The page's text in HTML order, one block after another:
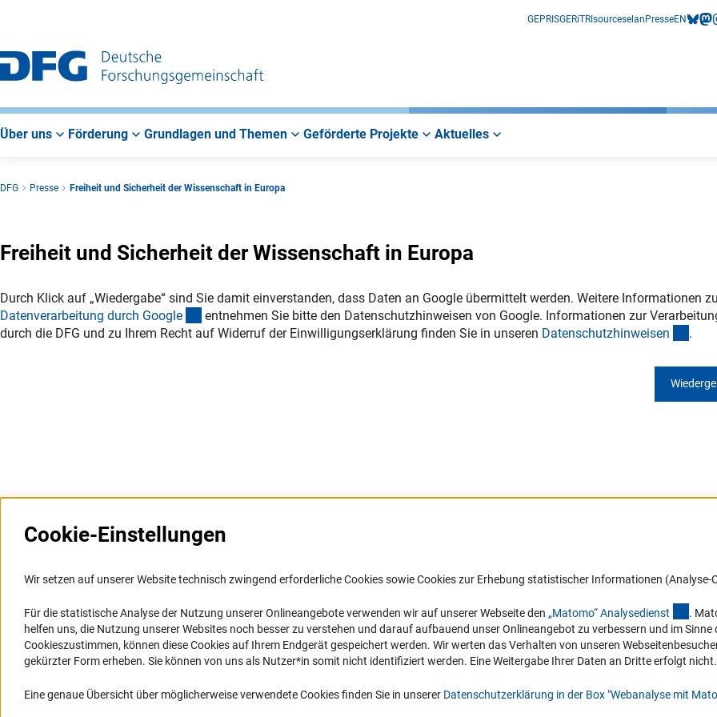
GEPRISGERiTRIsourceselan PresseEN
Über uns Förderung Grundlagen und Themen Geförderte Projekte Aktuelles
DFG Presse Freiheit und Sicherheit der Wissenschaft in Europa
Freiheit und Sicherheit der Wissenschaft in Europa
Durch Klick auf „Wiedergabe“ sind Sie damit einverstanden, dass Daten an Google übermittelt werden. Weitere Informationen
Datenverarbeitung durch Google (externer Link)
entnehmen Sie bitte den Datenschutzhinweisen von Google. Informationen zur
durch die DFG und zu Ihrem Recht auf Widerruf der Einwilligungserklärung finden Sie in unseren Datenschutzhinweisen .
Informationssysteme
Portal Wissenschaftliche Integrität
GEPRIS
GEPRIS historisch
RIsources
FAQ
Karriere
Logo und Corporate Design
mit Behinderungen
Erklärung zur Barrierefreiheit
Barriere melden
in Ihr Mailpostfach oder schauen
die Ausgaben online an.
Zum Newsletter
Cookie-Einstellungen
Wir setzen auf unserer Website technisch zwingend erforderliche Cookies sowie Cookies zur Erhebung statistischer Informationen (Analyse-
Für die statistische Analyse der Nutzung unserer Onlineangebote verwenden wir auf unserer Webseite den „Matomo“ Analysedienst
.
helfen uns, die Nutzung unserer Websites noch besser zu verstehen und darauf aufbauend unser Onlineangebot zu verbessern und im
Cookieszustimmen, können diese Cookies auf Ihrem Endgerät gespeichert werden. Wir werten das Verhalten von unseren
gekürzter Form erheben. Sie können von uns als Nutzer*in somit nicht identifiziert werden. Eine Weitergabe Ihrer Daten an Dritte erfolgt nicht.
Eine genaue Übersicht über möglicherweise verwendete Cookies finden Sie in unserer Datenschutzerklärung in der Box "Webanalyse mit